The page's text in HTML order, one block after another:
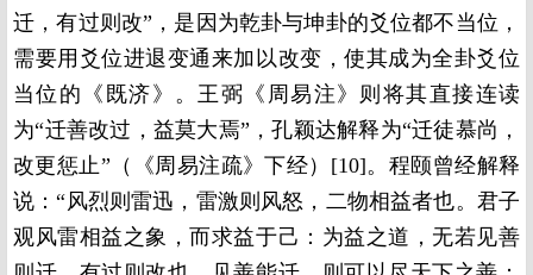
迁，有过则改”，是因为乾卦与坤卦的爻位都不当位，
需要用爻位进退变通来加以改变，使其成为全卦爻位
当位的《既济》。王弼《周易注》则将其直接连读
为“迁善改过，益莫大焉”，孔颖达解释为“迁徒慕尚，
改更惩止”（《周易注疏》下经）[10]。程颐曾经解释
说：“风烈则雷迅，雷激则风怒，二物相益者也。君子
观风雷相益之象，而求益于己：为益之道，无若见善